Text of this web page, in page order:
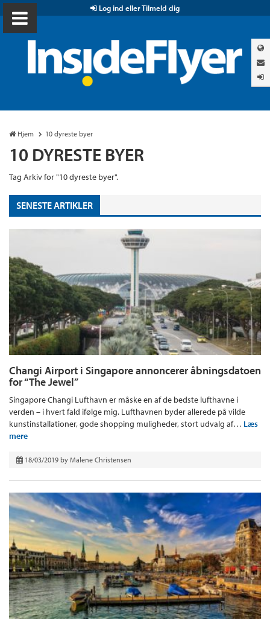
Log ind eller Tilmeld dig
Hjem 10 dyreste byer
10 DYRESTE BYER
Tag Arkiv for "10 dyreste byer".
SENESTE ARTIKLER
Changi Airport i Singapore annoncerer åbningsdatoen
for “The Jewel”
Singapore Changi Lufthavn er måske en af de bedste lufthavne i
verden – i hvert fald ifølge mig. Lufthavnen byder allerede på vilde
kunstinstallationer, gode shopping muligheder, stort udvalg af… Læs
mere
18/03/2019 by Malene Christensen